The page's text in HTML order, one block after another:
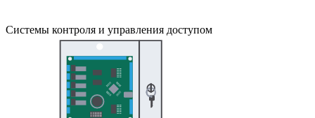
Системы контроля и управления доступом